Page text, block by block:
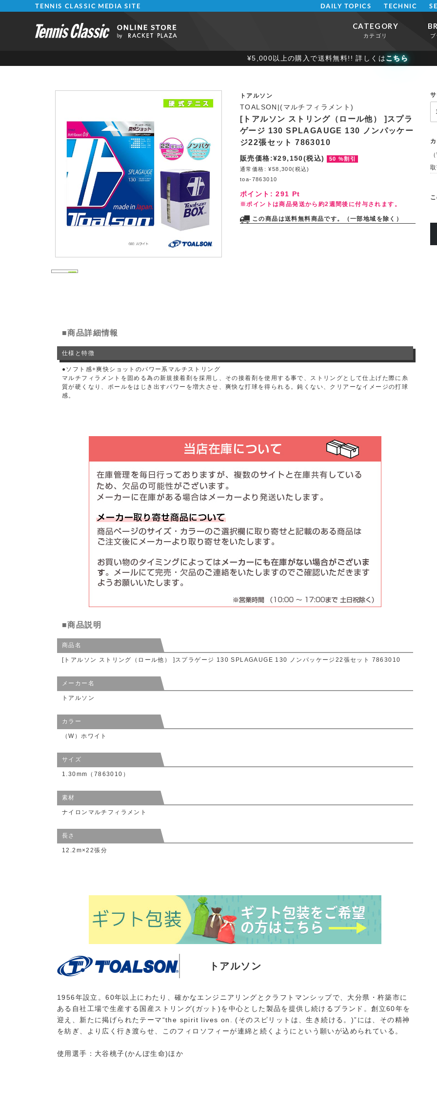
¥5,000以上の購入で送料無料!! 詳しくはこちら
TENNIS CLASSIC MEDIA SITE DAILY TOPICS TECHNIC
CATEGORY
カテゴリ
トアルソン
TOALSON|(マルチフィラメント)
[トアルソン ストリング（ロール他） ]スプラ
ゲージ 130 SPLAGAUGE 130 ノンパッケー
ジ22張セット 7863010
販売価格:¥29,150(税込)
50 %割引
通常価格: ¥58,300(税込)
toa-7863010
ポイント:291 Pt
※ポイントは商品発送から約2週間後に付与されます。
この商品は送料無料商品です。（一部地域を除く）
■商品詳細情報
仕様と特徴
●ソフト感+爽快ショットのパワー系マルチストリング
マルチフィラメントを固める為の新規接着剤を採用し、その接着剤を使用する事で、ストリングとして仕上げた際に糸
質が硬くなり、ポールをはじき出すパワーを増大させ、爽快な打球を得られる。鈍くない、クリアーなイメージの打球
感。
■商品説明
商品名
[トアルソン ストリング（ロール他） ]スプラゲージ 130 SPLAGAUGE 130 ノンパッケージ22張セット 7863010
メーカー名
トアルソン
カラー
（W）ホワイト
サイズ
1.30mm（7863010）
素材
ナイロンマルチフィラメント
長さ
12.2m×22張分
トアルソン
1956年設立。60年以上にわたり、確かなエンジニアリングとクラフトマンシップで、大分県・杵築市に
ある自社工場で生産する国産ストリング(ガット)を中心とした製品を提供し続けるブランド。創立60年を
迎え、新たに掲げられたテーマ“the spirit lives on. (そのスピリットは、生き続ける。)”には、その精神
を紡ぎ、より広く行き渡らせ、このフィロソフィーが連綿と続くようにという願いが込められている。
使用選手：大谷桃子(かんぽ生命)ほか